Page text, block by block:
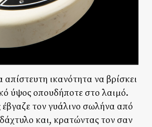
απίστευτη ικανότητα να βρίσκει
ύψος οπουδήποτε στο λαιμό.
τον γυάλινο σωλήνα από
και, κρατώντας τον σαν